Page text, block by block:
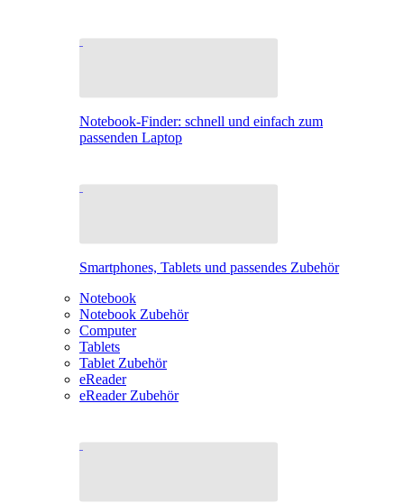
Notebook-Finder: schnell und einfach zum
passenden Laptop
Smartphones, Tablets und passendes Zubehör
Notebook
Notebook Zubehör
Computer
Tablets
Tablet Zubehör
eReader
eReader Zubehör